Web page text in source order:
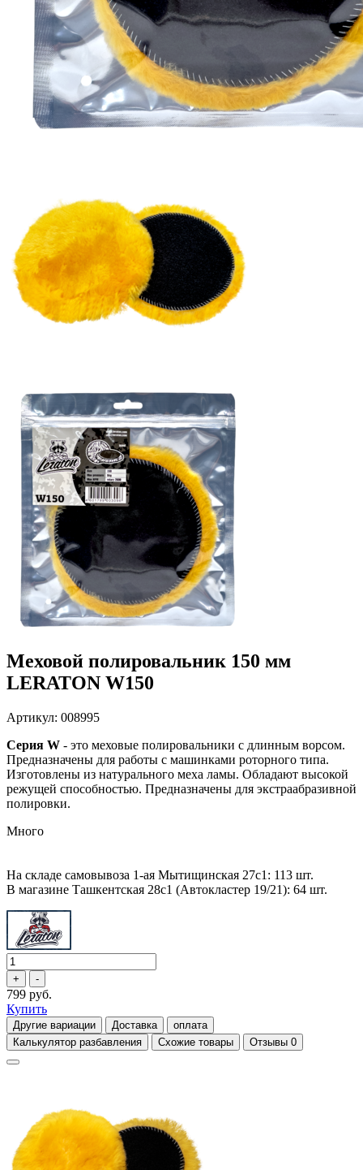
Меховой полировальник 150 мм
LERATON W150
Артикул: 008995
Серия W - это меховые полировальники с длинным ворсом.
Предназначены для работы с машинками роторного типа.
Изготовлены из натурального меха ламы. Обладают высокой
режущей способностью. Предназначены для экстраабразивной
полировки.
Много
На складе самовывоза 1-ая Мытищинская 27с1: 113 шт.
В магазине Ташкентская 28с1 (Автокластер 19/21): 64 шт.
799 руб.
Купить
Другие вариации Доставка
оплата
Калькулятор разбавления
Схожие товары Отзывы 0